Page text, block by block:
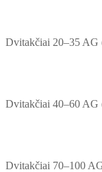
Dvitakčiai 20–35 AG
Dvitakčiai 40–60 AG
Dvitakčiai 70–100